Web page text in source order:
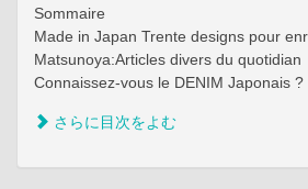
Sommaire
Made in Japan Trente designs pour
Matsunoya:Articles divers du quotidian
Connaissez-vous le DENIM Japonais ?
さらに目次をよむ